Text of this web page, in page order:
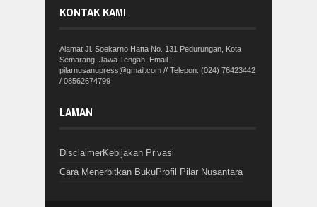
KONTAK KAMI
Alamat Jl. Soekarno Hatta No. 131 Pedurungan, Kota
Semarang, Jawa Tengah. Email :
pilarnusanupress@gmail.com // Telepon: (024) 76423442
/ 08562674799
LAMAN
DisclaimerKebijakan Privasi
Cara Menerbitkan BukuProfil Pilar Nusantara